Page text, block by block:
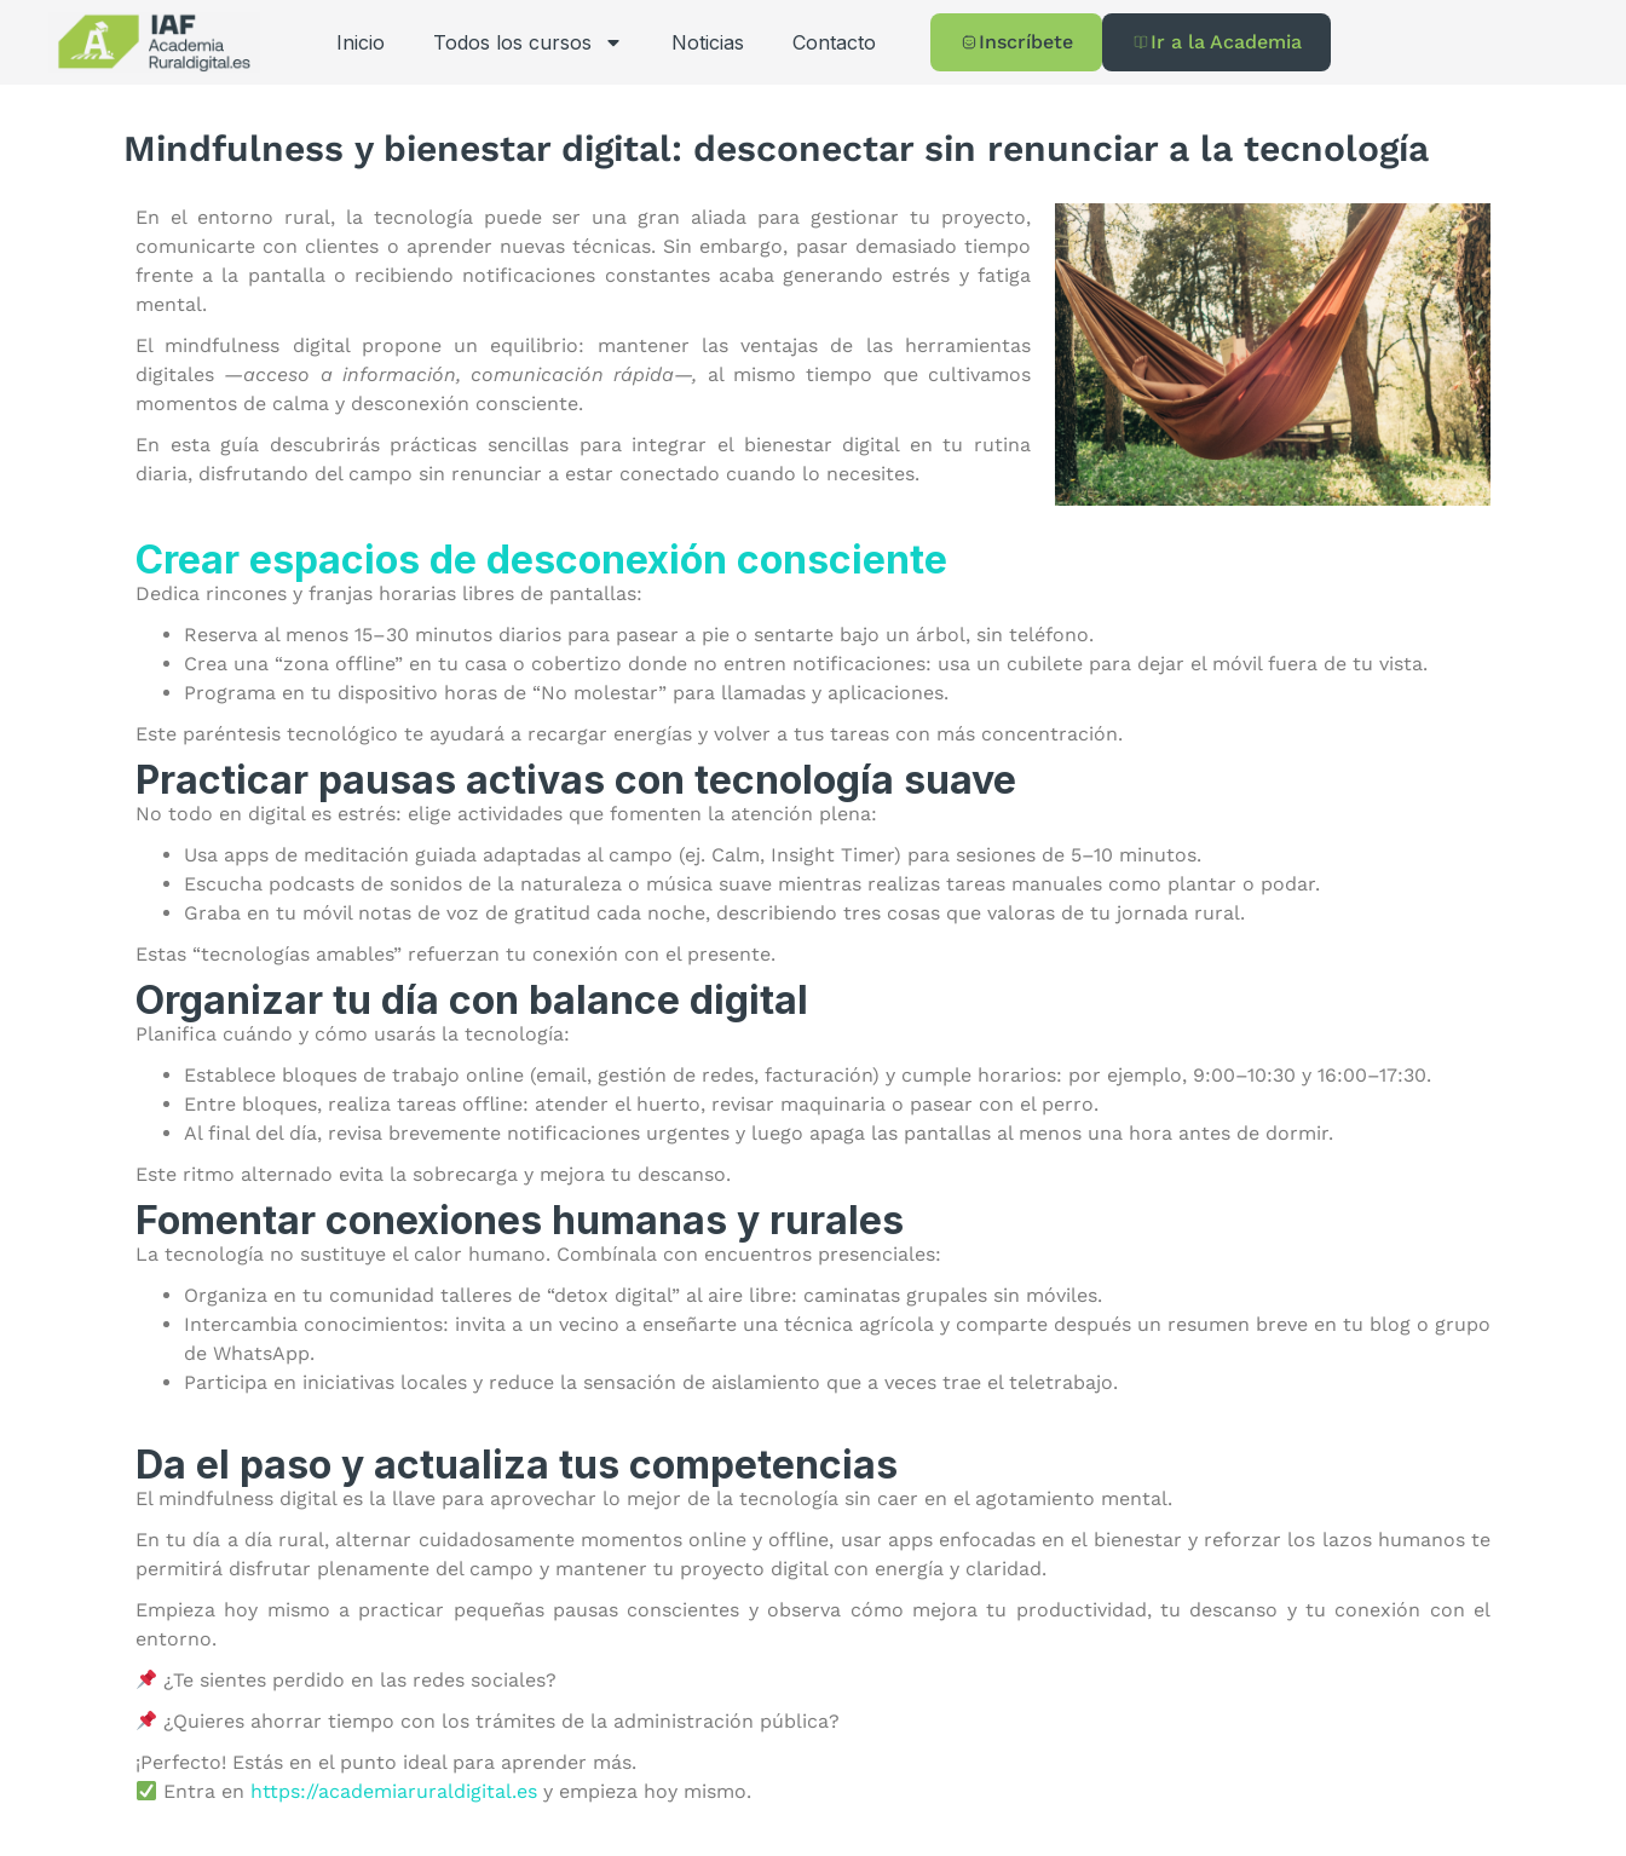
Inicio Todos los cursos Noticias Contacto Inscríbete Ir a la Academia
Mindfulness y bienestar digital: desconectar sin renunciar a la tecnología
En el entorno rural, la tecnología puede ser una gran aliada para gestionar tu proyecto,
comunicarte con clientes o aprender nuevas técnicas. Sin embargo, pasar demasiado tiempo
frente a la pantalla o recibiendo notificaciones constantes acaba generando estrés y fatiga
mental.
El mindfulness digital propone un equilibrio: mantener las ventajas de las herramientas
digitales —acceso a información, comunicación rápida—, al mismo tiempo que cultivamos
momentos de calma y desconexión consciente.
En esta guía descubrirás prácticas sencillas para integrar el bienestar digital en tu rutina
diaria, disfrutando del campo sin renunciar a estar conectado cuando lo necesites.
Crear espacios de desconexión consciente
Dedica rincones y franjas horarias libres de pantallas:
Reserva al menos 15–30 minutos diarios para pasear a pie o sentarte bajo un árbol, sin teléfono.
Crea una “zona offline” en tu casa o cobertizo donde no entren notificaciones: usa un cubilete para dejar el móvil fuera de tu vista.
Programa en tu dispositivo horas de “No molestar” para llamadas y aplicaciones.
Este paréntesis tecnológico te ayudará a recargar energías y volver a tus tareas con más concentración.
Practicar pausas activas con tecnología suave
No todo en digital es estrés: elige actividades que fomenten la atención plena:
Usa apps de meditación guiada adaptadas al campo (ej. Calm, Insight Timer) para sesiones de 5–10 minutos.
Escucha podcasts de sonidos de la naturaleza o música suave mientras realizas tareas manuales como plantar o podar.
Graba en tu móvil notas de voz de gratitud cada noche, describiendo tres cosas que valoras de tu jornada rural.
Estas “tecnologías amables” refuerzan tu conexión con el presente.
Organizar tu día con balance digital
Planifica cuándo y cómo usarás la tecnología:
Establece bloques de trabajo online (email, gestión de redes, facturación) y cumple horarios: por ejemplo, 9:00–10:30 y 16:00–17:30.
Entre bloques, realiza tareas offline: atender el huerto, revisar maquinaria o pasear con el perro.
Al final del día, revisa brevemente notificaciones urgentes y luego apaga las pantallas al menos una hora antes de dormir.
Este ritmo alternado evita la sobrecarga y mejora tu descanso.
Fomentar conexiones humanas y rurales
La tecnología no sustituye el calor humano. Combínala con encuentros presenciales:
Organiza en tu comunidad talleres de “detox digital” al aire libre: caminatas grupales sin móviles.
Intercambia conocimientos: invita a un vecino a enseñarte una técnica agrícola y comparte después un resumen breve en tu blog o grupo
de WhatsApp.
Participa en iniciativas locales y reduce la sensación de aislamiento que a veces trae el teletrabajo.
Da el paso y actualiza tus competencias
El mindfulness digital es la llave para aprovechar lo mejor de la tecnología sin caer en el agotamiento mental.
En tu día a día rural, alternar cuidadosamente momentos online y offline, usar apps enfocadas en el bienestar y reforzar los lazos humanos te
permitirá disfrutar plenamente del campo y mantener tu proyecto digital con energía y claridad.
Empieza hoy mismo a practicar pequeñas pausas conscientes y observa cómo mejora tu productividad, tu descanso y tu conexión con el
entorno.
¿Te sientes perdido en las redes sociales?
¿Quieres ahorrar tiempo con los trámites de la administración pública?
¡Perfecto! Estás en el punto ideal para aprender más.
Entra en https://academiaruraldigital.es y empieza hoy mismo.